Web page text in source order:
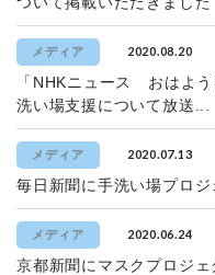
メディア 2020.08.20
「NHKニュース おはよ
洗い場支援について放送...
メディア 2020.07.13
毎日新聞に手洗い場プロ
メディア 2020.06.24
京都新聞にマスクプロジ